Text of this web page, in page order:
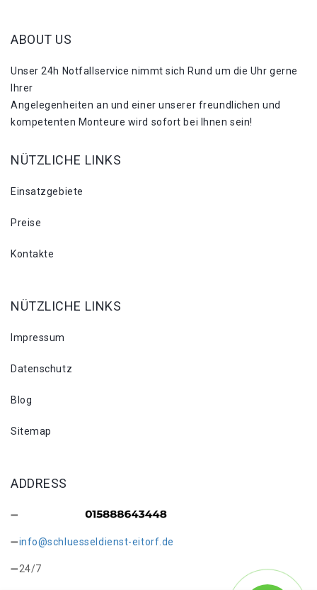
ABOUT US
Unser 24h Notfallservice nimmt sich Rund um die Uhr gerne
Ihrer
Angelegenheiten an und einer unserer freundlichen und
kompetenten Monteure wird sofort bei Ihnen sein!
NÜTZLICHE LINKS
Einsatzgebiete
Preise
Kontakte
NÜTZLICHE LINKS
Impressum
Datenschutz
Blog
Sitemap
ADDRESS
info@schluesseldienst-eitorf.de
24/7